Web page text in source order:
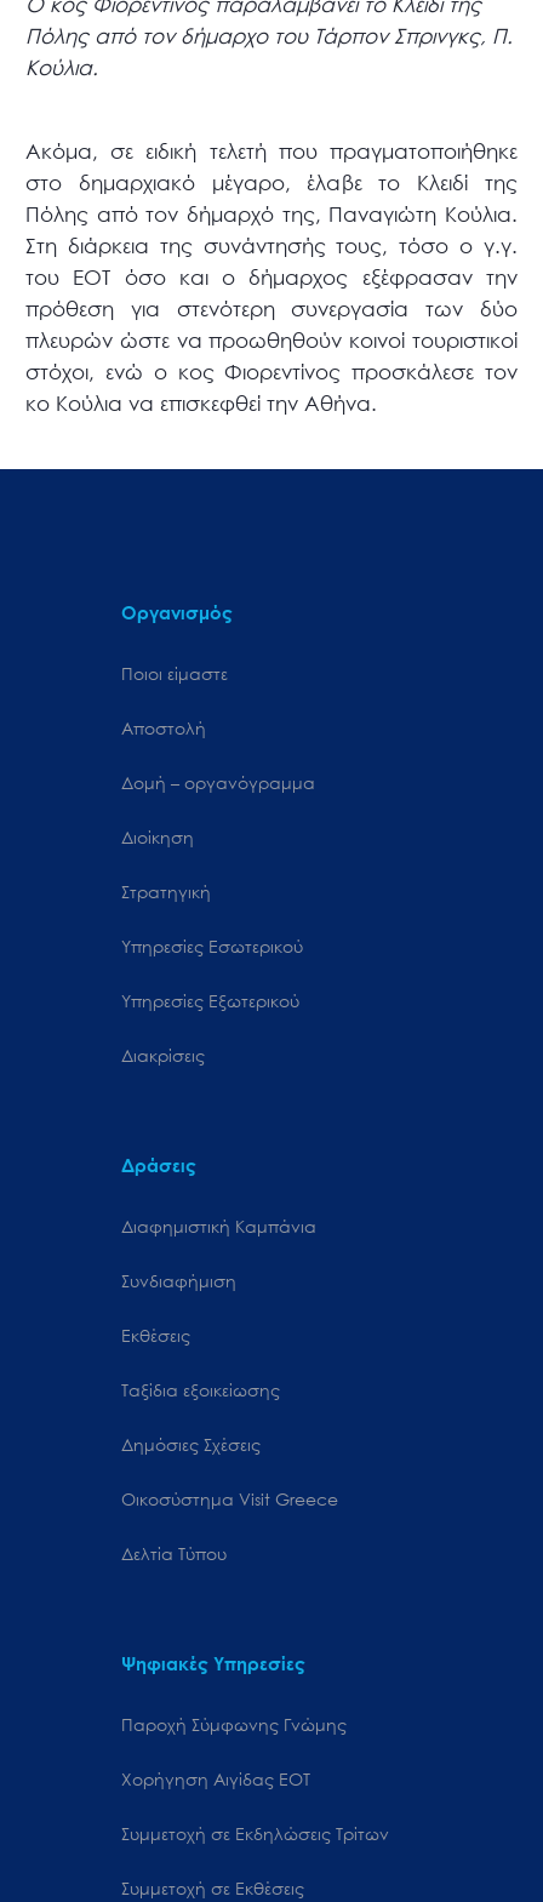
Πόλης από τον δήμαρχο του Τάρπον Σπρινγκς, Π.
Κούλια.
Ακόμα, σε ειδική τελετή που πραγματοποιήθηκε
στο δημαρχιακό μέγαρο, έλαβε το Κλειδί της
Πόλης από τον δήμαρχό της, Παναγιώτη Κούλια.
Στη διάρκεια της συνάντησής τους, τόσο ο γ.γ.
του ΕΟΤ όσο και ο δήμαρχος εξέφρασαν την
πρόθεση για στενότερη συνεργασία των δύο
πλευρών ώστε να προωθηθούν κοινοί τουριστικοί
στόχοι, ενώ ο κος Φιορεντίνος προσκάλεσε τον
κο Κούλια να επισκεφθεί την Αθήνα.
Οργανισμός
Ποιοι είμαστε
Αποστολή
Δομή – οργανόγραμμα
Διοίκηση
Στρατηγική
Υπηρεσίες Εσωτερικού
Υπηρεσίες Εξωτερικού
Διακρίσεις
Δράσεις
Διαφημιστική Καμπάνια
Συνδιαφήμιση
Εκθέσεις
Ταξίδια εξοικείωσης
Δημόσιες Σχέσεις
Oικοσύστημα Visit Greece
Δελτία Τύπου
Ψηφιακές Υπηρεσίες
Παροχή Σύμφωνης Γνώμης
Χορήγηση Αιγίδας ΕΟΤ
Συμμετοχή σε Εκδηλώσεις Τρίτων
Συμμετοχή σε Εκθέσεις